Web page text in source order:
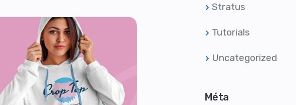
Stratus
Tutorials
Uncategorized
Méta